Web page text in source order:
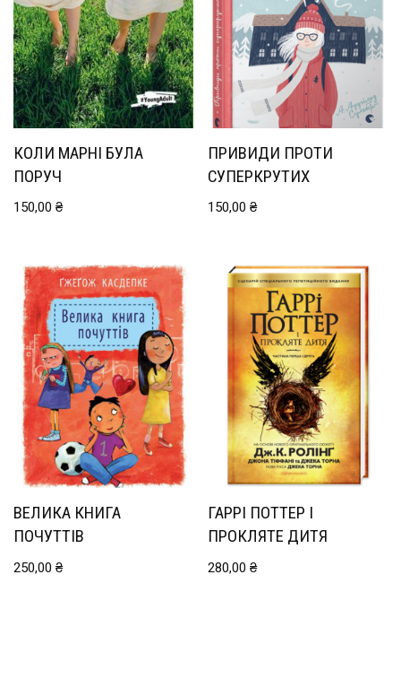
КОЛИ МАРНІ БУЛА
ПОРУЧ
150,00 ₴
ПРИВИДИ ПРОТИ
СУПЕРКРУТИХ
150,00₴
ВЕЛИКА КНИГА
ПОЧУТТІВ
250,00 ₴
ГАРРІ ПОТТЕР І
ПРОКЛЯТЕ ДИТЯ
280,00₴